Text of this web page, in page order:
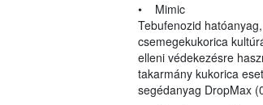
• Mimic
Tebufenozid
csemegekukorica
elleni védekezésre
takarmány kukorica
segédanyag DropMax